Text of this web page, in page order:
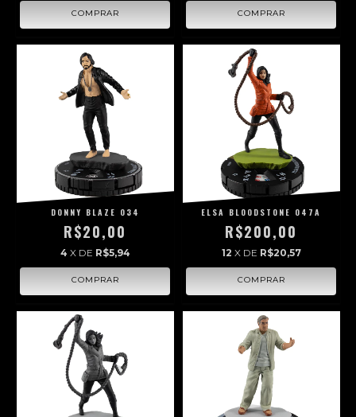
DONNY BLAZE 034
R$20,00
4 X DE R$5,94
ELSA BLOODSTONE 047A
R$200,00
12 X DE R$20,57